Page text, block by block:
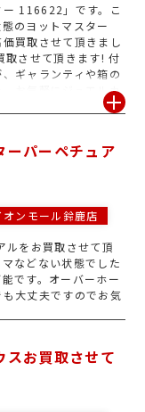
116622」です。こ
のヨットマスター
買取させて頂きまし
取させて頂きます! 付
ギャランティや箱の
、お気軽にジュエルカ
ーパーペチュア
オンモール鈴鹿店
ルをお買取させて頂
などない状態でした
です。オーバーホー
大丈夫ですのでお気
スお買取させて